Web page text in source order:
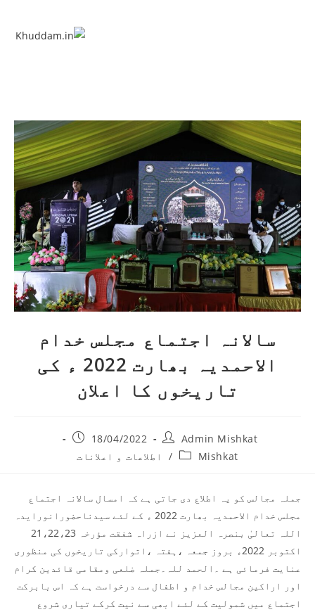
سالانہ اجتماع مجلس خدام
الاحمدیہ بھارت 2022 ء کی
تاریخوں کا اعلان
Admin Mishkat
18/04/2022
Mishkat
/ اطلاعات و اعلانات
جملہ مجالس کو یہ اطلاع دی جاتی ہے کہ امسال سالانہ اجتماع
مجلس خدام الاحمدیہ بھارت 2022 ء کے لئے سیدناحضورانورایدہ
اللہ تعالیٰ بنصرہ العزیز نے ازراہ شفقت مؤرخہ 21،22،23
اکتوبر 2022ء بروز جمعہ ،ہفتہ ،اتوارکی تاریخوں کی منظوری
عنایت فرمائی ہے ۔الحمد للہ۔جملہ ضلعی ومقامی قائدین کرام
اور اراکین مجالس خدام و اطفال سے درخواست ہے کہ اس بابرکت
اجتماع میں شمولیت کے لئے ابھی سے نیت کرکے تیاری شروع